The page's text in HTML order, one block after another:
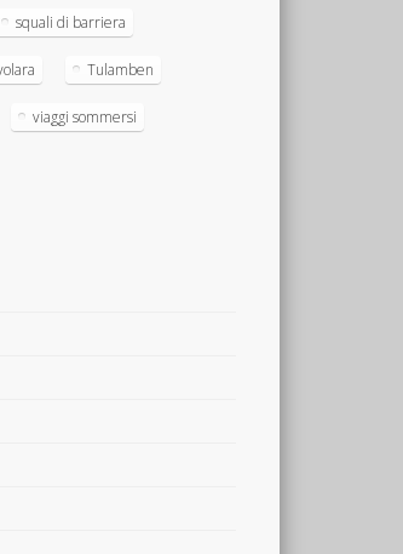
squali di barriera
Tulamben
viaggi sommersi